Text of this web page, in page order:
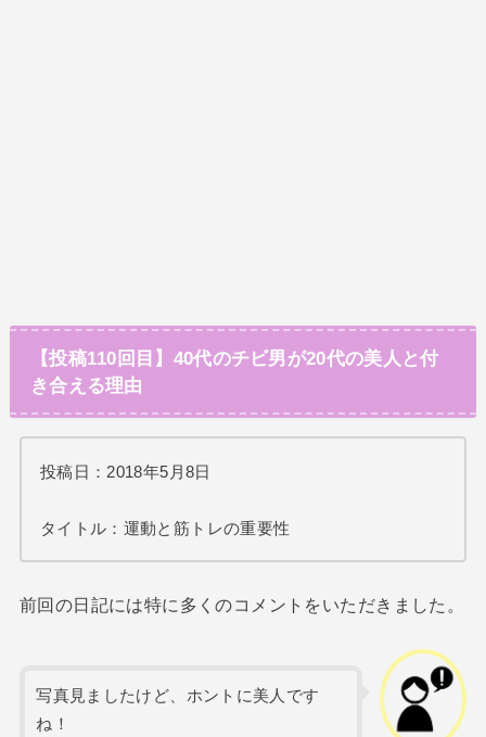
【投稿110回目】40代のチビ男が20代の美人と付
き合える理由
投稿日：2018年5月8日
タイトル：運動と筋トレの重要性
前回の日記には特に多くのコメントをいただきました。
写真見ましたけど、ホントに美人です
ね！